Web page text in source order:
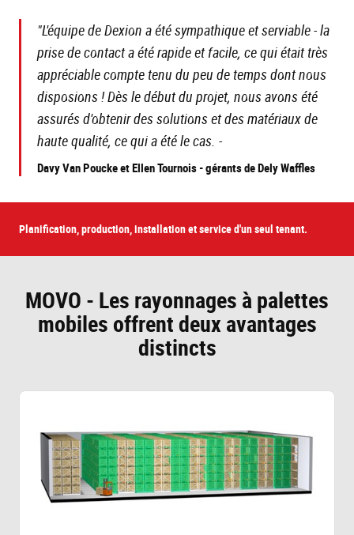
"L'équipe de Dexion a été sympathique et serviable - la
prise de contact a été rapide et facile, ce qui était très
appréciable compte tenu du peu de temps dont nous
disposions ! Dès le début du projet, nous avons été
assurés d'obtenir des solutions et des matériaux de
haute qualité, ce qui a été le cas. -
Davy Van Poucke et Ellen Tournois - gérants de Dely Waffles
Planification, production, installation et service d'un seul tenant.
MOVO - Les rayonnages à palettes
mobiles offrent deux avantages
distincts